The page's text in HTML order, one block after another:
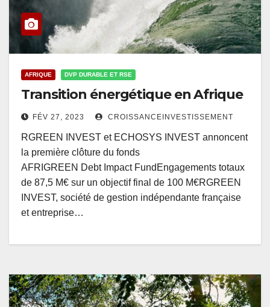
AFRIQUE DVP DURABLE ET RSE
Transition énergétique en Afrique
FÉV 27, 2023 CROISSANCEINVESTISSEMENT
RGREEN INVEST et ECHOSYS INVEST annoncent
la première clôture du fonds
AFRIGREEN Debt Impact FundEngagements totaux
de 87,5 M€ sur un objectif final de 100 M€RGREEN
INVEST, société de gestion indépendante française
et entreprise…